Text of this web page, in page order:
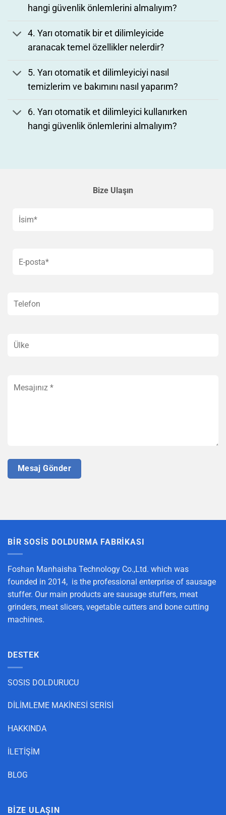
hangi güvenlik önlemlerini almalıyım?
4. Yarı otomatik bir et dilimleyicide
aranacak temel özellikler nelerdir?
5. Yarı otomatik et dilimleyiciyi nasıl
temizlerim ve bakımını nasıl yaparım?
6. Yarı otomatik et dilimleyici kullanırken
hangi güvenlik önlemlerini almalıyım?
Bize Ulaşın
BIR SOSIS DOLDURMA FABRIKASI
Foshan Manhaisha Technology Co.,Ltd. which was
founded in 2014, is the professional enterprise of sausage
stuffer. Our main products are sausage stuffers, meat
grinders, meat slicers, vegetable cutters and bone cutting
machines.
DESTEK
SOSIS DOLDURUCU
DİLİMLEME MAKİNESİ SERİSİ
HAKKINDA
İLETİŞİM
BLOG
BİZE ULAŞIN